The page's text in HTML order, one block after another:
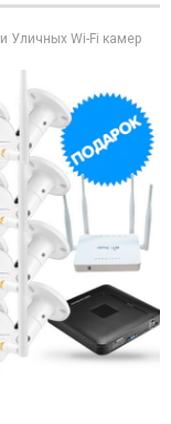
Уличных Wi-Fi камер